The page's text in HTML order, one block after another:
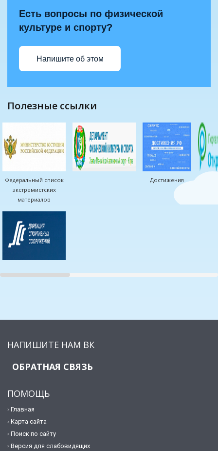
Есть вопросы по физической
культуре и спорту?
Напишите об этом
полезные ссылки
Федеральный список
экстремистских
материалов
Достижения
НАПИШИТЕ НАМ ВК
ОБРАТНАЯ СВЯЗЬ
ПОМОЩЬ
Главная
Карта сайта
Поиск по сайту
Версия для слабовидящих